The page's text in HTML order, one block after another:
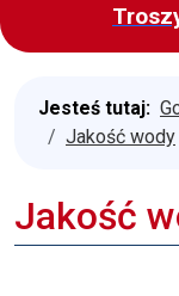
Jesteś tutaj:
Jakość wody
Jakość